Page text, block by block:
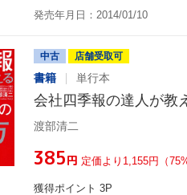
発売年月日：2014/01/10
中古 店舗受取可
書籍 単行本
会社四季報の達人が教
渡部清二
¥385円 定価より1,155円（
獲得ポイント 3P